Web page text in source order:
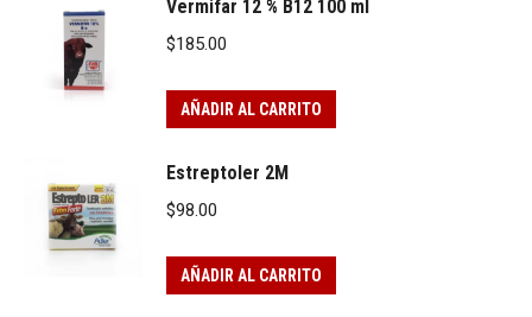
Vermifar 12 % B12 100 ml
$185.00
AÑADIR AL CARRITO
Estreptoler 2M
$98.00
AÑADIR AL CARRITO